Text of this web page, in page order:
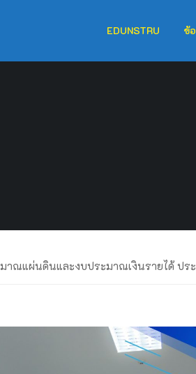
EDUNSTRU ข้
าณแผ่นดินและงบประมาณเงินรายได้